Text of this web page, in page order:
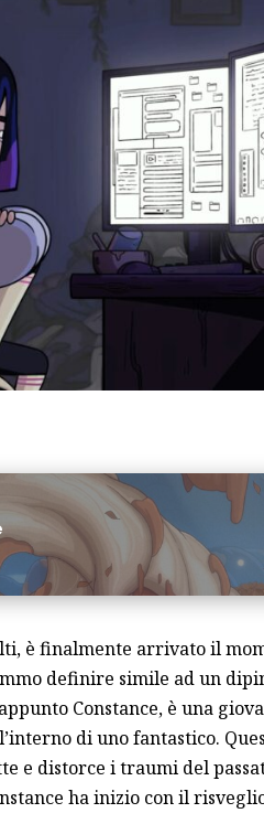
è finalmente arrivato il
definire simile ad un
Constance, è una
di uno fantastico.
e distorce i traumi del
ha inizio con il